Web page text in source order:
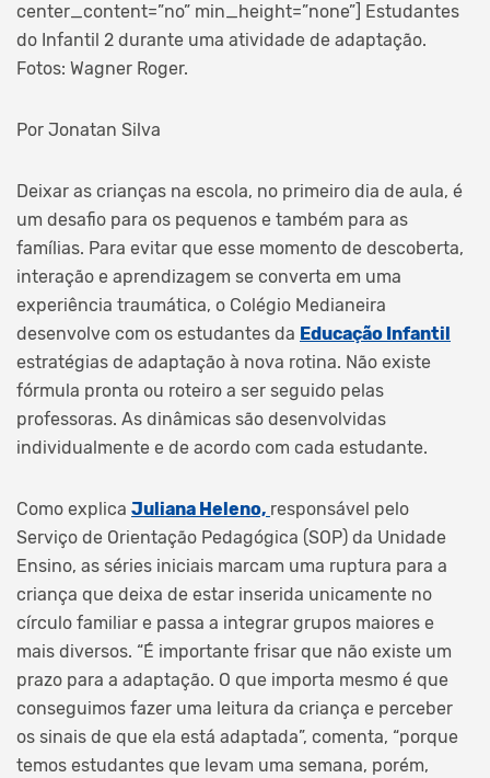
center_content=”no” min_height=”none”] Estudantes
do Infantil 2 durante uma atividade de adaptação.
Fotos: Wagner Roger.
Por Jonatan Silva
Deixar as crianças na escola, no primeiro dia de aula, é
um desafio para os pequenos e também para as
famílias. Para evitar que esse momento de descoberta,
interação e aprendizagem se converta em uma
experiência traumática, o Colégio Medianeira
desenvolve com os estudantes da Educação Infantil
estratégias de adaptação à nova rotina. Não existe
fórmula pronta ou roteiro a ser seguido pelas
professoras. As dinâmicas são desenvolvidas
individualmente e de acordo com cada estudante.
Como explica Juliana Heleno, responsável pelo
Serviço de Orientação Pedagógica (SOP) da Unidade
Ensino, as séries iniciais marcam uma ruptura para a
criança que deixa de estar inserida unicamente no
círculo familiar e passa a integrar grupos maiores e
mais diversos. “É importante frisar que não existe um
prazo para a adaptação. O que importa mesmo é que
conseguimos fazer uma leitura da criança e perceber
os sinais de que ela está adaptada”, comenta, “porque
temos estudantes que levam uma semana, porém,